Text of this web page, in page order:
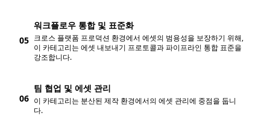
05
워크플로우 통합 및 표준화
크로스 플랫폼 프로덕션 환경에서 에셋의 범용성을 보장하기 위해,
이 카테고리는 에셋 내보내기 프로토콜과 파이프라인 통합 표준을
강조합니다.
06
팀 협업 및 에셋 관리
이 카테고리는 분산된 제작 환경에서의 에셋 관리에 중점을 둡니
다.